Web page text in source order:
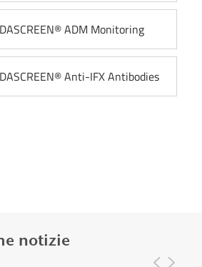
ADM Monitoring
Anti-IFX Antibodies
notizie